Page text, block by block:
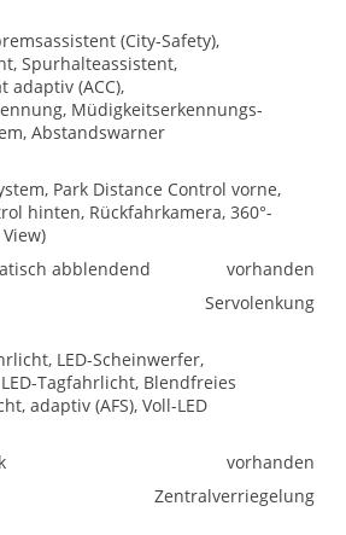
(City-Safety),
Spurhalteassistent,
adaptiv (ACC),
Müdigkeitserkennungs-
Abstandswarner
Park Distance Control vorne,
hinten, Rückfahrkamera, 360°-
abblendend
vorhanden
Servolenkung
LED-Scheinwerfer,
Tagfahrlicht, Blendfreies
adaptiv (AFS), Voll-LED
vorhanden
Zentralverriegelung